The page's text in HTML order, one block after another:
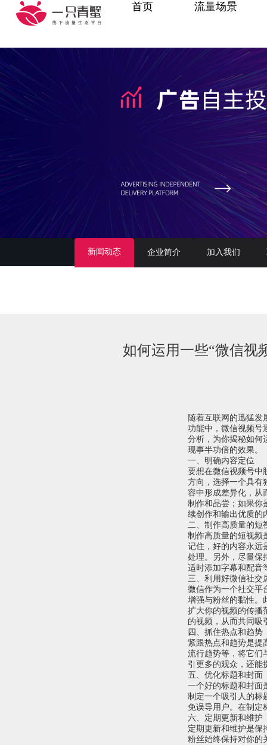
首页 流量场景
新闻动态 企业简介 加入我们
如何运用一些“微信视
随着互联网的迅猛发
功能中，微信视频号
分析，为你揭秘如何
现事半功倍的效果。
一、明确内容定位
要想在微信视频号中
方向，选择一个具有
容中形成差异化，从
制作和品尝；如果你
续创作和输出优质的
二、制作高质量的短
制作高质量的短视频
记住，好的内容永远
处理。另外，尽量保
适时添加字幕和配音
三、利用好微信社交
微信作为一个社交平
增强与粉丝的黏性。
扩大你的视频的传播
的视频，从而共同吸
四、抓住热点和趋势
紧跟热点和趋势是提
流行趋势等，将它们
引更多的观众，还能
五、优化标题和封面
一个好的标题和封面
制定一个吸引人的标
免误导用户。在制定
六、定期更新和维护
定期更新和维护是保
粉丝始终保持对你的